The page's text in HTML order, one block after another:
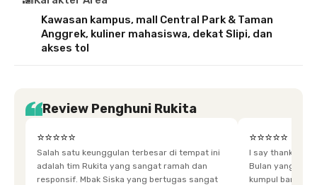
Kawasan kampus, mall Central Park & Taman
Anggrek, kuliner mahasiswa, dekat Slipi, dan
akses tol
Review Penghuni Rukita
⭐⭐⭐⭐⭐
Salah satu keunggulan terbesar di tempat ini
adalah tim Rukita yang sangat ramah dan
responsif. Mbak Siska yang bertugas sangat
⭐⭐⭐⭐⭐
I say thankyou
Bulan yang super happy! banyak
kumpul bareng